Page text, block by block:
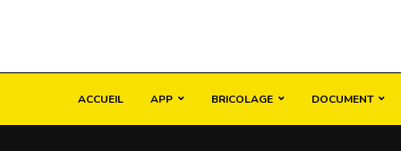
ACCUEIL APP BRICOLAGE DOCUMENT